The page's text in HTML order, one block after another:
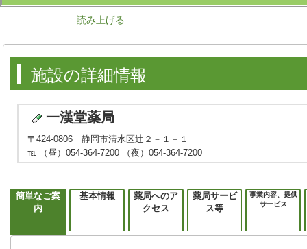
読み上げる
施設の詳細情報
一漢堂薬局
〒424-0806 静岡市清水区辻２－１－１
℡ （昼）054-364-7200 （夜）054-364-7200
簡単なご案
内
基本情報
薬局へのア
クセス
薬局サービ
ス等
事業内容、提供
サービス